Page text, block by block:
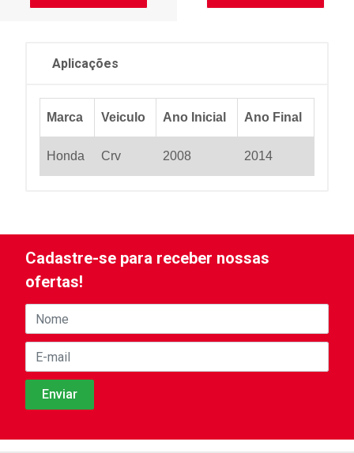
Aplicações
Marca Veiculo Ano Inicial Ano Final
Honda Crv 2008 2014
Cadastre-se para receber nossas
ofertas!